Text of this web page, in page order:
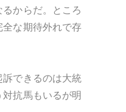
からだ。ところ
な期待外れで存
できるのは大統
抗馬もいるが明